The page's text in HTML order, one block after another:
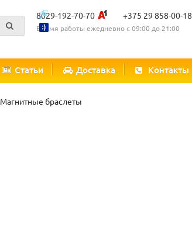
8029-192-70-70 +375 29 858-00-18
Время работы ежедневно с 09:00 до 21:00
Статьи Доставка Контакты
Магнитные браслеты